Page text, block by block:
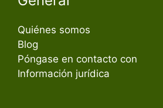
Quiénes somos
Blog
Póngase en contacto con
Información jurídica